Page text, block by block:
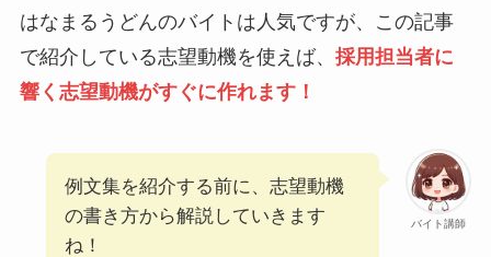
はなまるうどんのバイトは人気ですが、この記事
で紹介している志望動機を使えば、 採用担当者に
響く志望動機がすぐに作れます！
バイト講師
例文集を紹介する前に、志望動機
の書き方から解説していきます
ね！